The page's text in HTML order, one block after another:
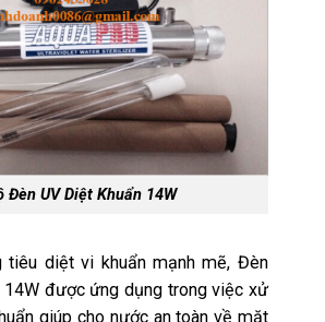
Đèn UV Diệt Khuẩn 14W
tiêu diệt vi khuẩn mạnh mẽ, Đèn
14W được ứng dụng trong việc xử
giúp cho nước an toàn về mặt